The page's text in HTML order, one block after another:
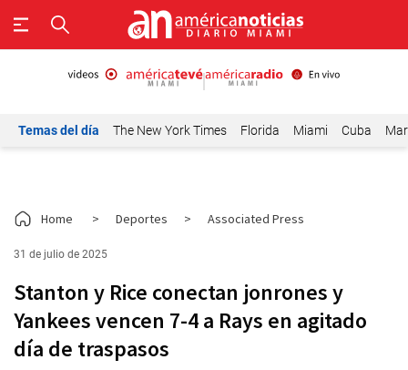
Temas del día The New York Times Florida Miami Cuba
Home > Deportes > Associated Press
31 de julio de 2025
Stanton y Rice conectan jonrones y
Yankees vencen 7-4 a Rays en agitado
día de traspasos